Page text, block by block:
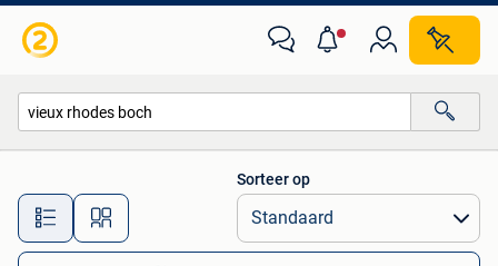
Alle afstanden…
Sorteer op